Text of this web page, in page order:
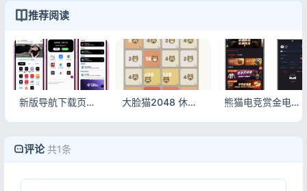
推荐阅读
新版导航下载页自适应系统源码 带完整后台可直接搭建 大脸猫2048 休闲益智网页游戏源码 熊猫电竞赏金电竞平台系统源码 ThinkPHP+Uniapp双端可运营
评论 共1条